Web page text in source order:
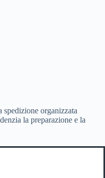
organizzata
la preparazione e la